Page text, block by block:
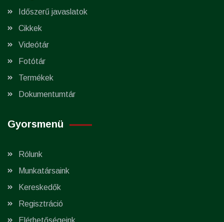
Időszerű javaslatok
Cikkek
Videótár
Fotótár
Termékek
Dokumentumtár
Gyorsmenü
Rólunk
Munkatársaink
Kereskedők
Regisztráció
Elérhetőségeink